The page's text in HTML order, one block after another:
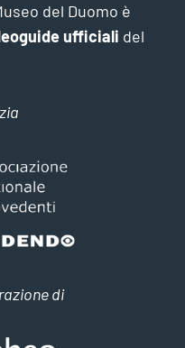
del Duomo è
ufficiali del
di